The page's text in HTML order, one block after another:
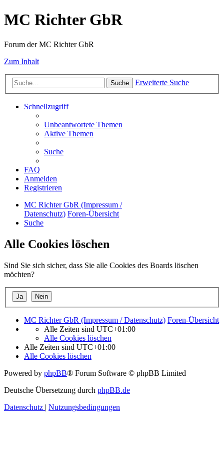
MC Richter GbR
Forum der MC Richter GbR
Zum Inhalt
Suche Erweiterte Suche
Schnellzugriff
Unbeantwortete Themen
Aktive Themen
Suche
FAQ
Anmelden
Registrieren
MC Richter GbR (Impressum /
Datenschutz) Foren-Übersicht
Suche
Alle Cookies löschen
Sind Sie sich sicher, dass Sie alle Cookies des Boards löschen
möchten?
MC Richter GbR (Impressum / Datenschutz) Foren-Übersicht
Alle Zeiten sind UTC+01:00
Alle Cookies löschen
Alle Zeiten sind UTC+01:00
Alle Cookies löschen
Powered by phpBB® Forum Software © phpBB Limited
Deutsche Übersetzung durch phpBB.de
Datenschutz | Nutzungsbedingungen